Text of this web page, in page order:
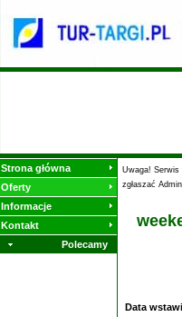
Strona główna
Oferty
Informacje
Kontakt
Polecamy
Uwaga! Serwis
zgłaszać
Data